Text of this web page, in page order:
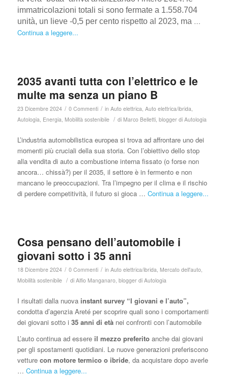
immatricolazioni totali si sono fermate a 1.558.704
unità, un lieve -0,5 per cento rispetto al 2023, ma …
Continua a leggere...
2035 avanti tutta con l’elettrico e le
multe ma senza un piano B
23 Dicembre 2024 / 0 Commenti / in Auto elettrica Auto elettrica/ibrida
Autologia Energia Mobilità sostenibile / di Marco Belletti, blogger di Autologia
L’industria automobilistica europea si trova ad affrontare uno dei
momenti più cruciali della sua storia. Con l’obiettivo dello stop
alla vendita di auto a combustione interna fissato (o forse non
ancora… chissà?) per il 2035, il settore è in fermento e non
mancano le preoccupazioni. Tra l’impegno per il clima e il rischio
di perdere competitività, il futuro si gioca … Continua a leggere...
Cosa pensano dell’automobile i
giovani sotto i 35 anni
18 Dicembre 2024 / 0 Commenti / in Auto elettrica/ibrida Mercato dell'auto,
Mobilità sostenibile / di Alfio Manganaro, blogger di Autologia
I risultati dalla nuova instant survey “I giovani e l’auto”,
condotta d’agenzia Areté per scoprire quali sono i comportamenti
dei giovani sotto i 35 anni di etànei confronti con l’automobile
L’auto continua ad essere il mezzo preferitoanche dai giovani
per gli spostamenti quotidiani. Le nuove generazioni preferiscono
vetture con motore termico o ibride, da acquistare dopo averle
… Continua a leggere...